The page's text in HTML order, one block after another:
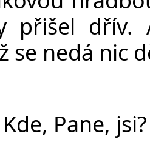
přišel
se nedá nic
Pane, jsi?